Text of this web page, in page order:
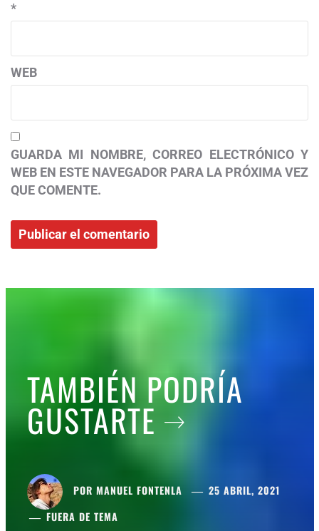
*
WEB
GUARDA MI NOMBRE, CORREO ELECTRÓNICO Y
WEB EN ESTE NAVEGADOR PARA LA PRÓXIMA VEZ
QUE COMENTE.
TAMBIÉN PODRÍA
GUSTARTE
POR MANUEL FONTENLA
25 ABRIL, 2021
FUERA DE TEMA